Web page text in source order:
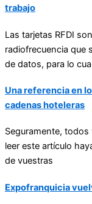
trabajo
Las tarjetas RFDI
radiofrecuencia que
de datos, para lo
Una referencia en
cadenas hoteleras
Seguramente,
leer este artículo
de vuestras
Expofranquicia